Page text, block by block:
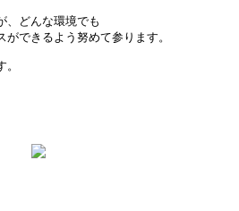
、どんな環境でも
できるよう努めて参ります。